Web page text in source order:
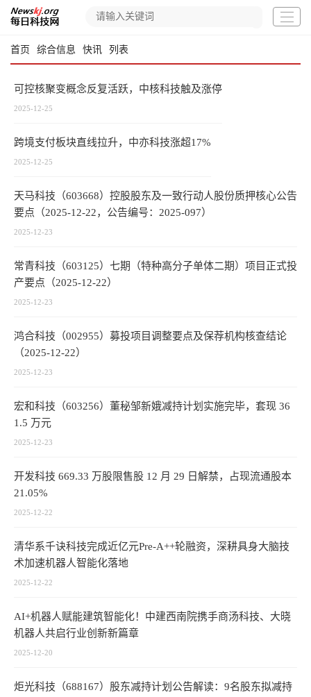
首页 综合信息 快讯 列表
可控核聚变概念反复活跃，中核科技触及涨停
2025-12-25
跨境支付板块直线拉升，中亦科技涨超17%
2025-12-25
天马科技（603668）控股股东及一致行动人股份质押核心公告
要点（2025-12-22，公告编号：2025-097）
2025-12-23
常青科技（603125）七期（特种高分子单体二期）项目正式投
产要点（2025-12-22）
2025-12-23
鸿合科技（002955）募投项目调整要点及保荐机构核查结论
（2025-12-22）
2025-12-23
宏和科技（603256）董秘邹新娥减持计划实施完毕，套现 36
1.5 万元
2025-12-23
开发科技 669.33 万股限售股 12 月 29 日解禁，占现流通股本
21.05%
2025-12-22
清华系千诀科技完成近亿元Pre-A++轮融资，深耕具身大脑技
术加速机器人智能化落地
2025-12-22
AI+机器人赋能建筑智能化！中建西南院携手商汤科技、大晓
机器人共启行业创新新篇章
2025-12-20
炬光科技（688167）股东减持计划公告解读：9名股东拟减持